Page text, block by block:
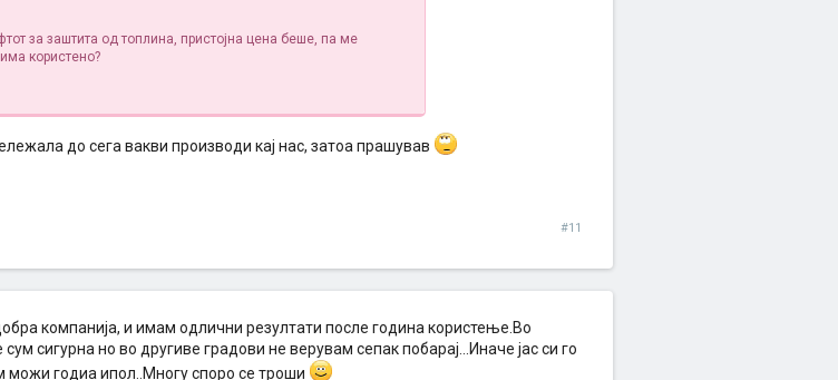
за заштита од топлина, пристојна цена беше, па ме
користено?
до сега вакви производи кај нас, затоа прашував
#11
компанија, и имам одлични резултати после година користење.Во
сигурна но во другиве градови не верувам сепак побарај...Иначе јас си го
можи годиа ипол..Многу споро се троши